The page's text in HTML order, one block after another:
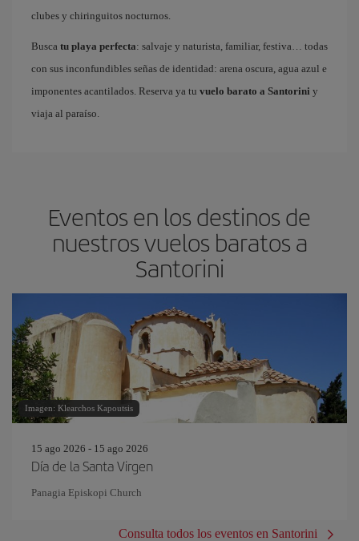
clubes y chiringuitos nocturnos.
Busca tu playa perfecta: salvaje y naturista, familiar, festiva… todas
con sus inconfundibles señas de identidad: arena oscura, agua azul e
imponentes acantilados. Reserva ya tu vuelo barato a Santorini y
viaja al paraíso.
Eventos en los destinos de
nuestros vuelos baratos a
Santorini
Imagen: Klearchos Kapoutsis
15 ago 2026 - 15 ago 2026
Día de la Santa Virgen
Panagia Episkopi Church
Consulta todos los eventos en Santorini